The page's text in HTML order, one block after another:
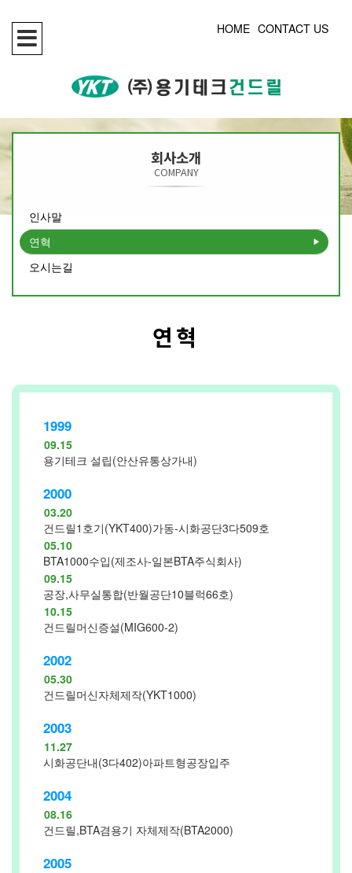
HOME CONTACT US
회사소개
COMPANY
인사말
연혁
오시는길
연혁
1999
09.15
용기테크 설립(안산유통상가내)
2000
03.20
건드릴1호기(YKT400)가동-시화공단3다509호
05.10
BTA1000수입(제조사-일본BTA주식회사)
09.15
공장,사무실통합(반월공단10블럭66호)
10.15
건드릴머신증설(MIG600-2)
2002
05.30
건드릴머신자체제작(YKT1000)
2003
11.27
시화공단내(3다402)아파트형공장입주
2004
08.16
건드릴,BTA겸용기 자체제작(BTA2000)
2005